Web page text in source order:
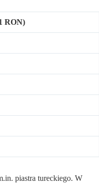
RON)
piastra tureckiego. W